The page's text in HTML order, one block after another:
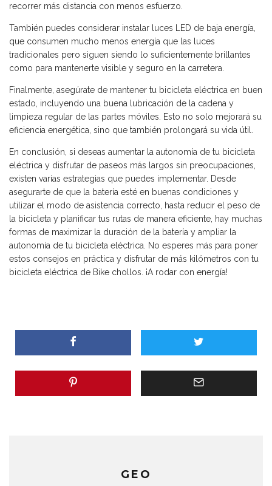
recorrer más distancia con menos esfuerzo.
También puedes considerar instalar luces LED de baja energía,
que consumen mucho menos energía que las luces
tradicionales pero siguen siendo lo suficientemente brillantes
como para mantenerte visible y seguro en la carretera.
Finalmente, asegúrate de mantener tu bicicleta eléctrica en buen
estado, incluyendo una buena lubricación de la cadena y
limpieza regular de las partes móviles. Esto no solo mejorará su
eficiencia energética, sino que también prolongará su vida útil.
En conclusión, si deseas aumentar la autonomía de tu bicicleta
eléctrica y disfrutar de paseos más largos sin preocupaciones,
existen varias estrategias que puedes implementar. Desde
asegurarte de que la batería esté en buenas condiciones y
utilizar el modo de asistencia correcto, hasta reducir el peso de
la bicicleta y planificar tus rutas de manera eficiente, hay muchas
formas de maximizar la duración de la batería y ampliar la
autonomía de tu bicicleta eléctrica. No esperes más para poner
estos consejos en práctica y disfrutar de más kilómetros con tu
bicicleta eléctrica de Bike chollos. ¡A rodar con energía!
GEO